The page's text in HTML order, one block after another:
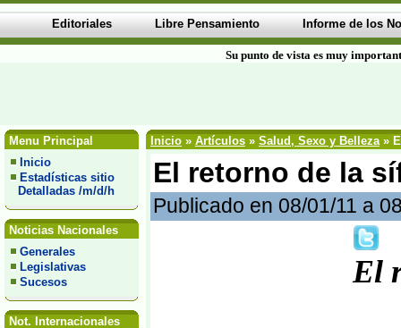
Editoriales Libre Pensamiento Informe de los
Su punto de vista es muy
Menu Principal
Inicio
Estadísticas sitio
Detalladas /m/d/h
Noticias Nacionales
Generales
Legislativas
Sucesos
Not. Internacionales
Inicio » Artículos » Salud, Sexo y Belleza»
El retorno de la
Publicado en 08/01/11 a
El